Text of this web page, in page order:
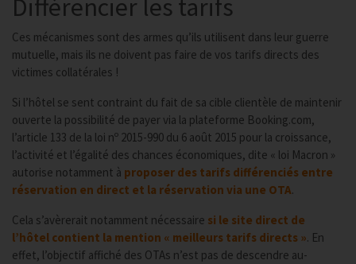
Différencier les tarifs
Ces mécanismes sont des armes qu’ils utilisent dans leur guerre
mutuelle, mais ils ne doivent pas faire de vos tarifs directs des
victimes collatérales !
Si l’hôtel se sent contraint du fait de sa cible clientèle de maintenir
ouverte la possibilité de payer via la plateforme Booking.com,
l’article 133 de la loi nᵒ 2015-990 du 6 août 2015 pour la croissance,
l’activité et l’égalité des chances économiques, dite « loi Macron »
autorise notamment à proposer des tarifs différenciés entre
réservation en direct et la réservation via une OTA.
Cela s’avèrerait notamment nécessaire si le site direct de
l’hôtel contient la mention « meilleurs tarifs directs ». En
effet, l’objectif affiché des OTAs n’est pas de descendre au-